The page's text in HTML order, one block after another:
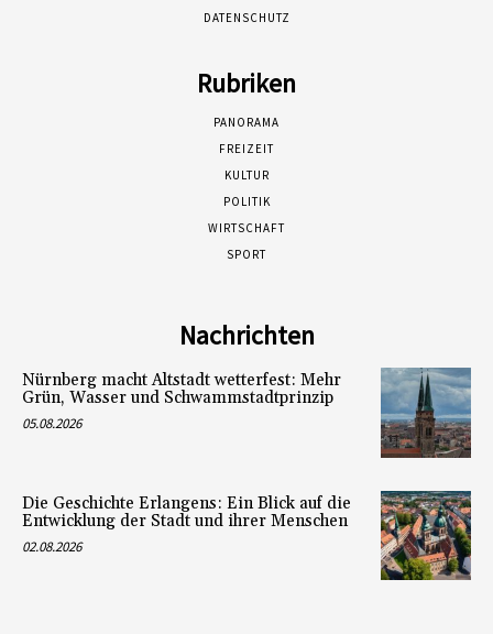
DATENSCHUTZ
Rubriken
PANORAMA
FREIZEIT
KULTUR
POLITIK
WIRTSCHAFT
SPORT
Nachrichten
Nürnberg macht Altstadt wetterfest: Mehr
Grün, Wasser und Schwammstadtprinzip
05.08.2026
Die Geschichte Erlangens: Ein Blick auf die
Entwicklung der Stadt und ihrer Menschen
02.08.2026